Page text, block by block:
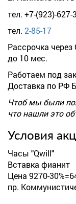
тел. +7-(923)-
тел. 2-85-17
Рассрочка
до 10 мес.
Работаем под
Доставка по РФ
Чтоб мы были
что нашли это
Условия
Часы "Qwill"
Вставка фианит
Цена 9270-
пр.